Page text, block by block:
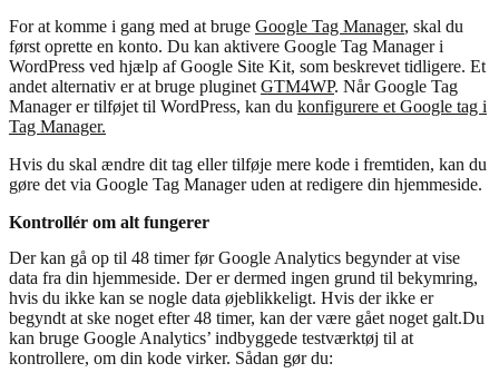
For at komme i gang med at bruge Google Tag Manager, skal du
først oprette en konto. Du kan aktivere Google Tag Manager i
WordPress ved hjælp af Google Site Kit, som beskrevet tidligere. Et
andet alternativ er at bruge pluginet GTM4WP. Når Google Tag
Manager er tilføjet til WordPress, kan du konfigurere et Google tag i
Tag Manager.
Hvis du skal ændre dit tag eller tilføje mere kode i fremtiden, kan du
gøre det via Google Tag Manager uden at redigere din hjemmeside.
Kontrollér om alt fungerer
Der kan gå op til 48 timer før Google Analytics begynder at vise
data fra din hjemmeside. Der er dermed ingen grund til bekymring,
hvis du ikke kan se nogle data øjeblikkeligt. Hvis der ikke er
begyndt at ske noget efter 48 timer, kan der være gået noget galt.Du
kan bruge Google Analytics’ indbyggede testværktøj til at
kontrollere, om din kode virker. Sådan gør du: